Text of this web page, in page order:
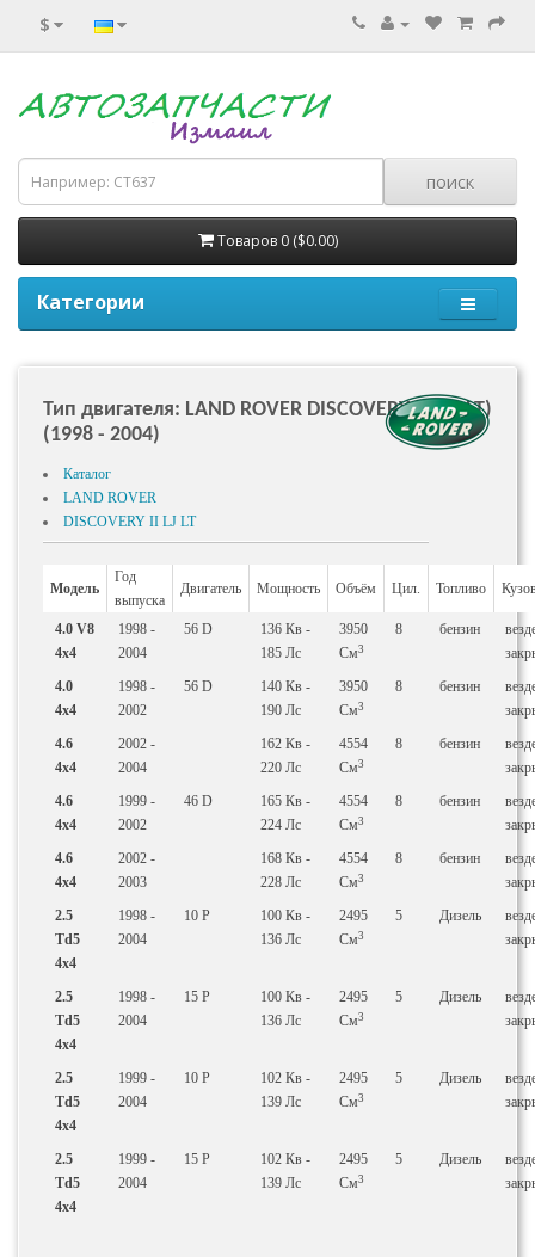
$
Товаров 0 ($0.00)
Категории
Тип двигателя: LAND ROVER DISCOVERY II (LJ, LT)
(1998 - 2004)
Каталог
LAND ROVER
DISCOVERY II LJ LT
Модель
Год
выпуска
Двигатель Мощность Объём Цил. Топливо
4.0 V8
4x4
1998 -
2004
56 D 136 Кв -
185 Лс
3950
См3
8 бензин
4.0
4x4
1998 -
2002
56 D 140 Кв -
190 Лс
3950
См3
8 бензин
4.6
4x4
2002 -
2004
162 Кв -
220 Лс
4554
См3
8 бензин
4.6
4x4
1999 -
2002
46 D 165 Кв -
224 Лс
4554
См3
8 бензин
4.6
4x4
2002 -
2003
168 Кв -
228 Лс
4554
См3
8 бензин
2.5
Td5
4x4
1998 -
2004
10 P 100 Кв -
136 Лс
2495
См3
5 Дизель
2.5
Td5
4x4
1998 -
2004
15 P 100 Кв -
136 Лс
2495
См3
5 Дизель
2.5
Td5
4x4
1999 -
2004
10 P 102 Кв -
139 Лс
2495
См3
5 Дизель
2.5
Td5
4x4
1999 -
2004
15 P 102 Кв -
139 Лс
2495
См3
5 Дизель